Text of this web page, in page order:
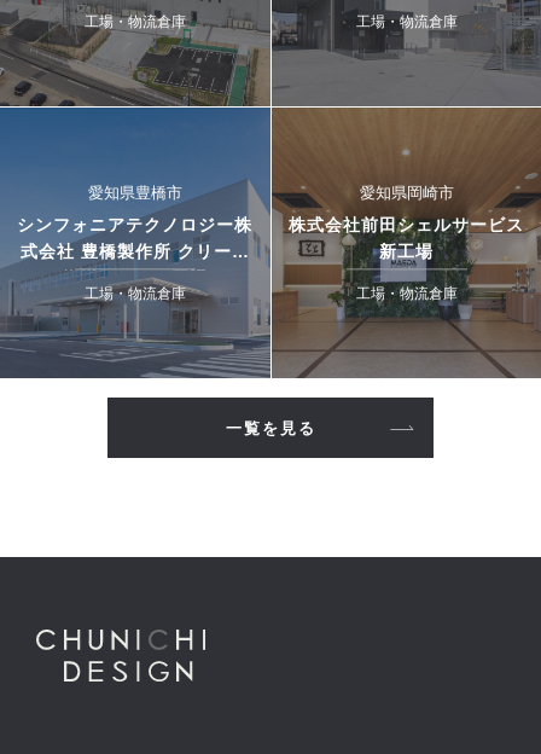
工場・物流倉庫 工場・物流倉庫
愛知県豊橋市
シンフォニアテクノロジー株
式会社 豊橋製作所 クリーン
搬送システム工場
工場・物流倉庫
愛知県岡崎市
株式会社前田シェルサービス
新工場
工場・物流倉庫
一覧を見る